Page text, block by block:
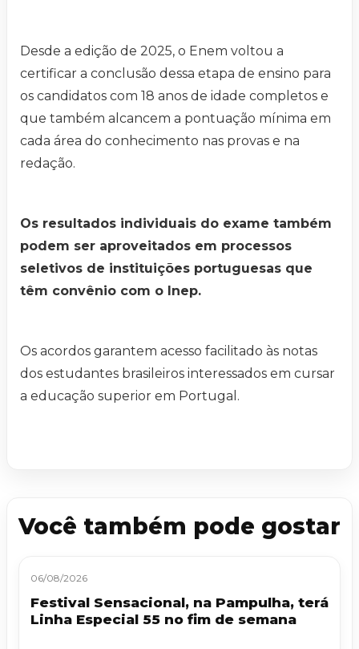
Desde a edição de 2025, o Enem voltou a
certificar a conclusão dessa etapa de ensino para
os candidatos com 18 anos de idade completos e
que também alcancem a pontuação mínima em
cada área do conhecimento nas provas e na
redação.
Os resultados individuais do exame também
podem ser aproveitados em processos
seletivos de instituições portuguesas que
têm convênio com o Inep.
Os acordos garantem acesso facilitado às notas
dos estudantes brasileiros interessados em cursar
a educação superior em Portugal.
Você também pode gostar
06/08/2026
Festival Sensacional, na Pampulha, terá
Linha Especial 55 no fim de semana